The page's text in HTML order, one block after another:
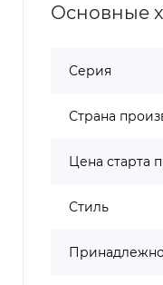
Основные
Серия
Страна
Цена старта
Стиль